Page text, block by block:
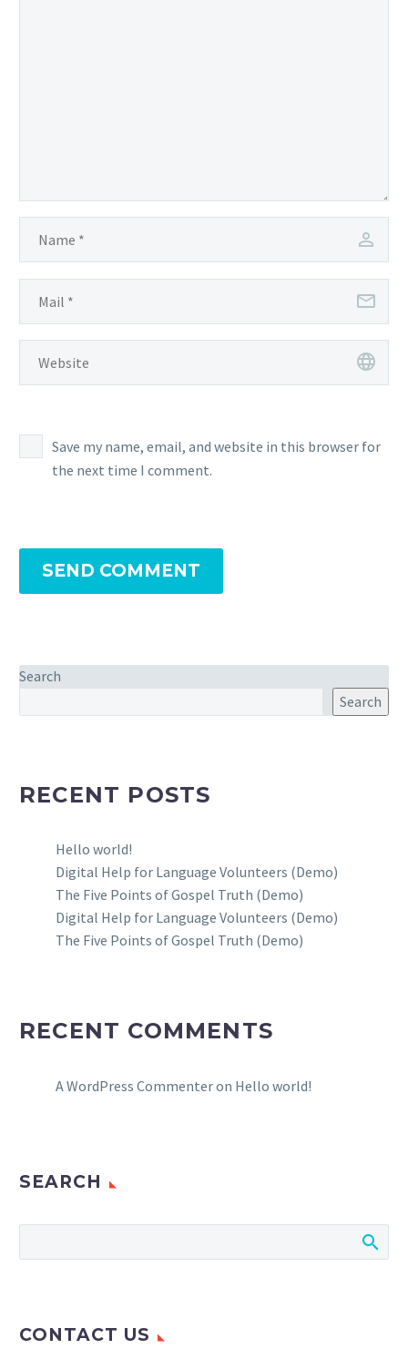
Save my name, email, and website in this browser for
the next time I comment.
SEND COMMENT
Search
Search
RECENT POSTS
Hello world!
Digital Help for Language Volunteers (Demo)
The Five Points of Gospel Truth (Demo)
Digital Help for Language Volunteers (Demo)
The Five Points of Gospel Truth (Demo)
RECENT COMMENTS
A WordPress Commenteron Hello world!
SEARCH
CONTACT US